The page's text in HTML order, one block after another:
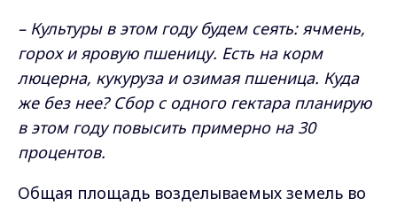
– Культуры в этом году будем сеять: ячмень,
горох и яровую пшеницу. Есть на корм
люцерна, кукуруза и озимая пшеница. Куда
же без нее? Сбор с одного гектара планирую
в этом году повысить примерно на 30
процентов.
Общая площадь возделываемых земель во